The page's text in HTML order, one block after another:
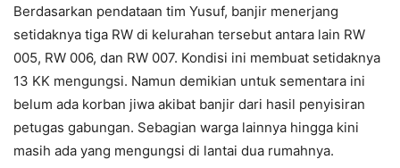
Berdasarkan pendataan tim Yusuf, banjir menerjang
setidaknya tiga RW di kelurahan tersebut antara lain RW
005, RW 006, dan RW 007. Kondisi ini membuat setidaknya
13 KK mengungsi. Namun demikian untuk sementara ini
belum ada korban jiwa akibat banjir dari hasil penyisiran
petugas gabungan. Sebagian warga lainnya hingga kini
masih ada yang mengungsi di lantai dua rumahnya.